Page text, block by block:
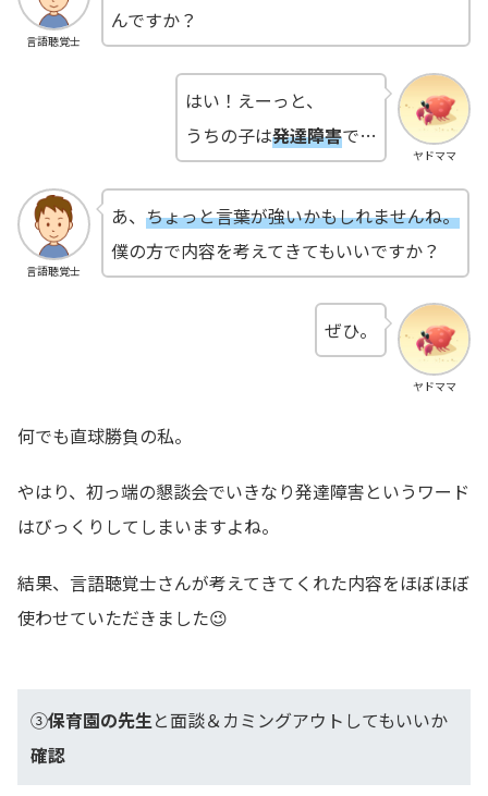
言語聴覚士
んですか？
ヤドママ
はい！えーっと、
うちの子は発達障害で…
言語聴覚士
あ、 ちょっと言葉が強いかもしれませんね。
僕の方で内容を考えてきてもいいですか？
ヤドママ
ぜひ。
何でも直球勝負の私。
やはり、初っ端の懇談会でいきなり発達障害というワード
はびっくりしてしまいますよね。
結果、言語聴覚士さんが考えてきてくれた内容をほぼほぼ
使わせていただきました😉
③保育園の先生と面談＆カミングアウトしてもいいか
確認